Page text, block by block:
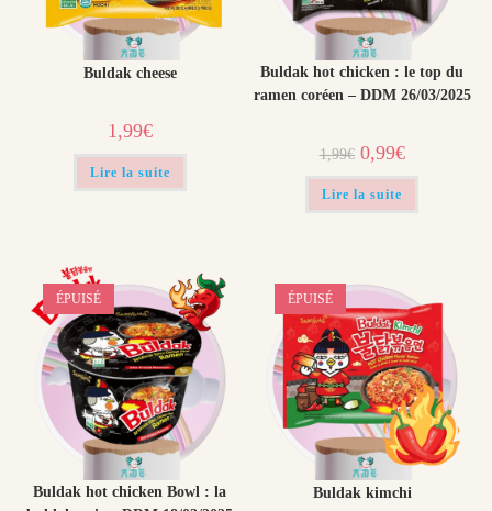
Buldak cheese
1,99€
Lire la suite
Buldak hot chicken : le top du
ramen coréen – DDM 26/03/2025
1,99€ Le
prix
initial
était :
0,99€Le
prix
actuel
Lire la suite
ÉPUISÉ
Buldak hot chicken Bowl : la
ÉPUISÉ
Buldak kimchi